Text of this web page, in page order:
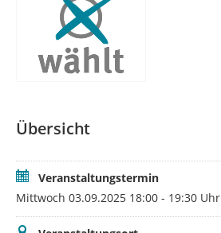
Übersicht
Veranstaltungstermin
Mittwoch 03.09.2025 18:00 - 19:30 Uhr